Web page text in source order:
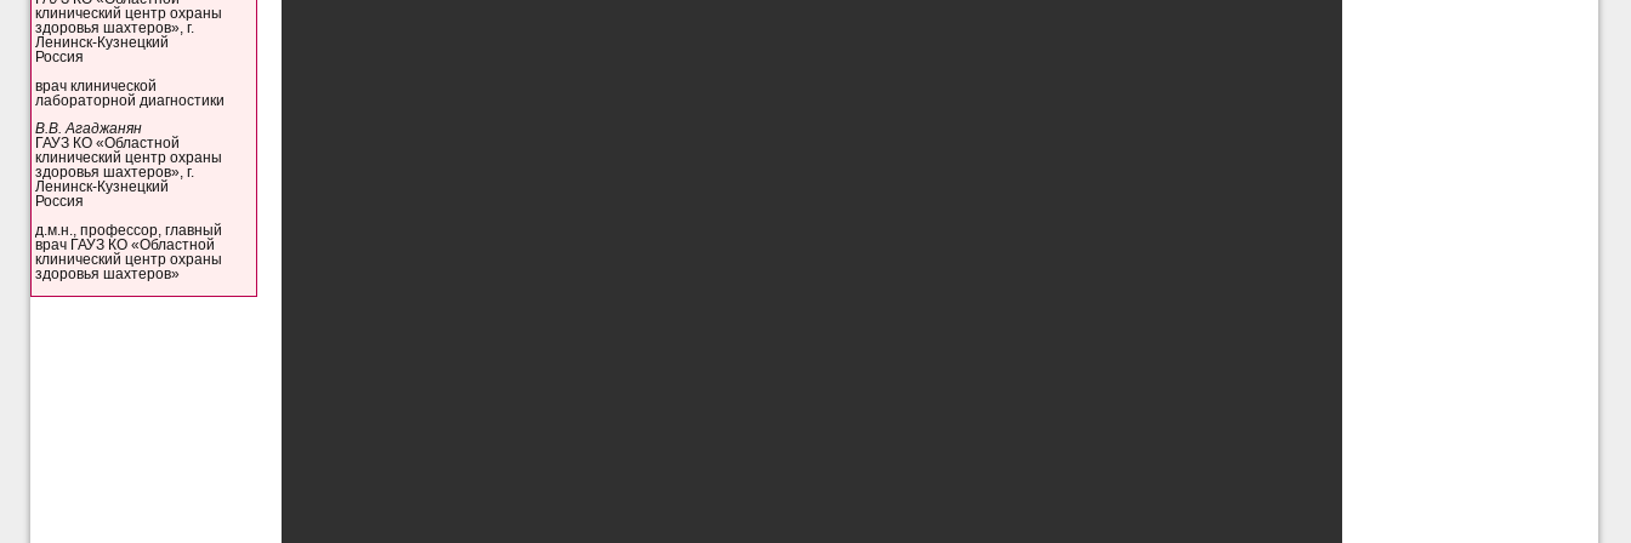
клинический центр охраны
здоровья шахтеров», г.
Ленинск-Кузнецкий
Россия
врач клинической
лабораторной диагностики
В.В. Агаджанян
ГАУЗ КО «Областной
клинический центр охраны
здоровья шахтеров», г.
Ленинск-Кузнецкий
Россия
д.м.н., профессор, главный
врач ГАУЗ КО «Областной
клинический центр охраны
здоровья шахтеров»